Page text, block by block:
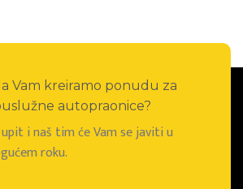
Vam kreiramo ponudu za
autopraonice?
i naš tim će Vam se javiti u
roku.